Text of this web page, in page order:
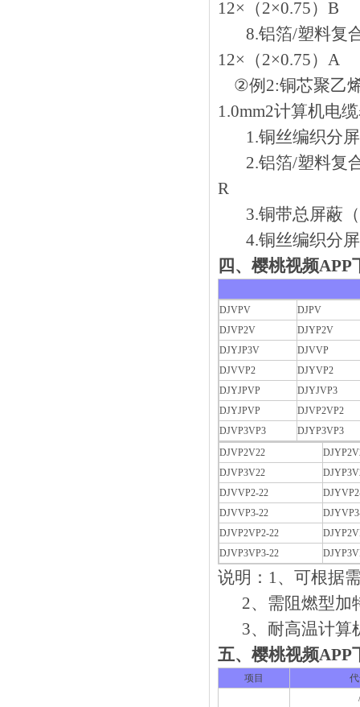
12×（2×0.75）B
8.铝箔/塑料复
12×（2×0.75）A
②例2:铜芯聚乙
1.0mm2计算机电缆
1.铜丝编织分屏
2.铝箔/塑料复合
R
3.铜带总屏蔽（
4.铜丝编织分屏
四、樱桃视频
DJVPV
DJPV
DJVP2V
DJYP2V
DJYJP3V
DJVVP
DJVVP2
DJYVP2
DJYJPVP
DJYJVP3
DJYJPVP
DJVP2VP2
DJVP3VP3
DJYP3VP3
DJVP2V22
DJVP3V22
DJVVP2-22
DJVVP3-22
DJVP2VP2-22
DJVP3VP3-22
说明：1、可
2、需阻燃
3、耐高温计算
五、樱桃视频
项目
/